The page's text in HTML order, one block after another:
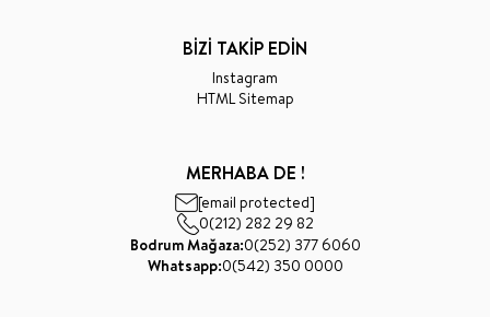
BİZİ TAKİP EDİN
Instagram
HTML Sitemap
MERHABA DE !
[email protected]
0(212) 282 29 82
Bodrum Mağaza:0(252) 377 6060
Whatsapp:0(542) 350 0000